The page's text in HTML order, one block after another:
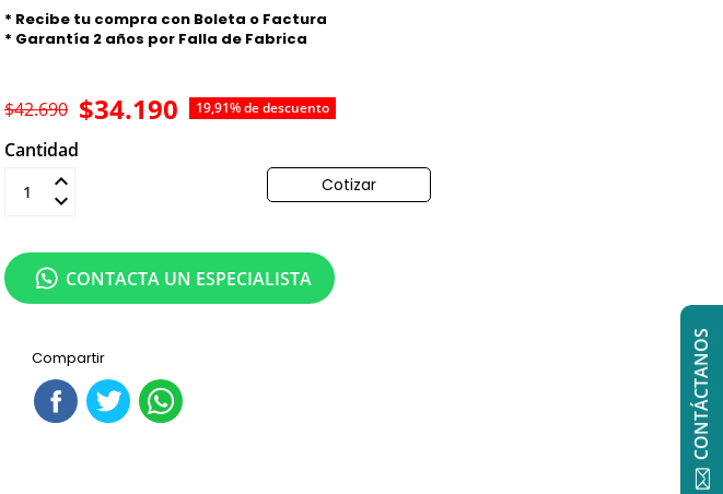
* Recibe tu compra con Boleta o Factura
* Garantía 2 años por Falla de Fabrica
$34.190 19,91% de descuento
$42.690
Cantidad
Cotizar
Compartir
CONTACTA UN ESPECIALISTA
CONTÁCTANOS